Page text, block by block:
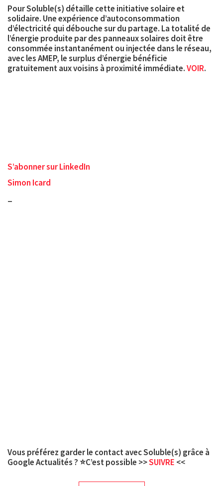
Pour Soluble(s) détaille cette initiative solaire et
solidaire. Une expérience d’autoconsommation
d’électricité qui débouche sur du partage. La totalité de
l’énergie produite par des panneaux solaires doit être
consommée instantanément ou injectée dans le réseau,
avec les AMEP, le surplus d’énergie bénéficie
gratuitement aux voisins à proximité immédiate.VOIR.
S’abonner sur LinkedIn
Simon Icard
Vous préférez garder le contact avec Soluble(s) grâce à
Google Actualités ? ⭐C’est possible >>SUIVRE <<